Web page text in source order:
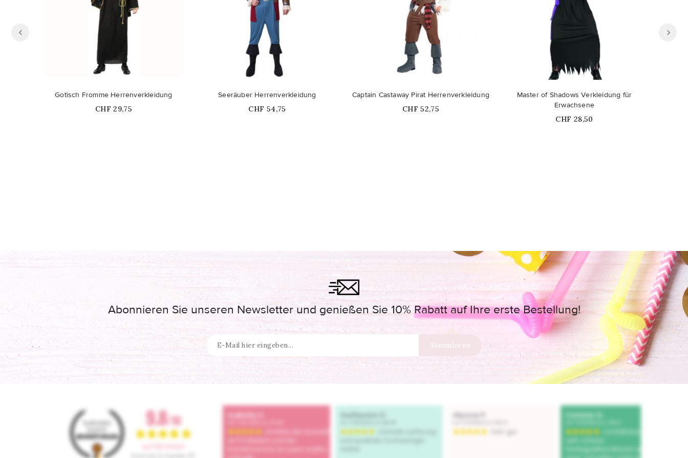
Gotisch Fromme Herrenverkleidung
Price
CHF 29,75
Seeräuber Herrenverkleidung
Price
CHF 54,75
Captain Castaway Pirat Herrenverkleidung
Price
CHF 52,75
Nicht auf Lager
Master of Shadows Verkleidung für
Erwachsene
Price
CHF 28,50
Abonnieren Sie unseren Newsletter und genießen Sie 10% Rabatt auf Ihre erste Bestellung!